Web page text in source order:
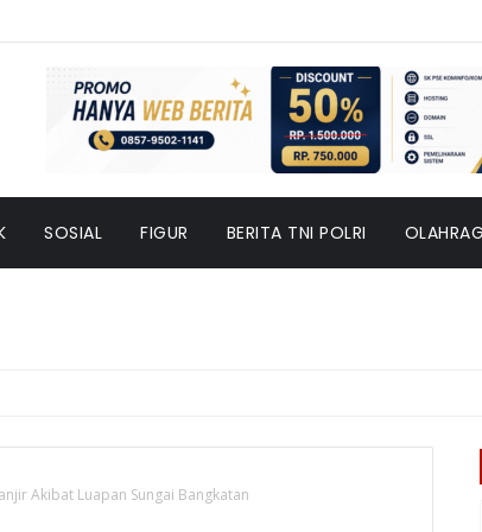
SOSIAL FIGUR BERITA TNI POLRI
Akibat Luapan Sungai Bangkatan